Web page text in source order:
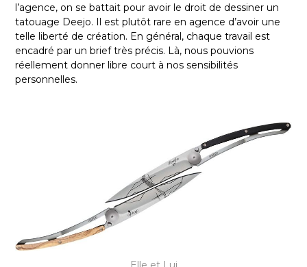
l’agence, on se battait pour avoir le droit de dessiner un
tatouage Deejo. Il est plutôt rare en agence d’avoir une
telle liberté de création. En général, chaque travail est
encadré par un brief très précis. Là, nous pouvions
réellement donner libre court à nos sensibilités
personnelles.